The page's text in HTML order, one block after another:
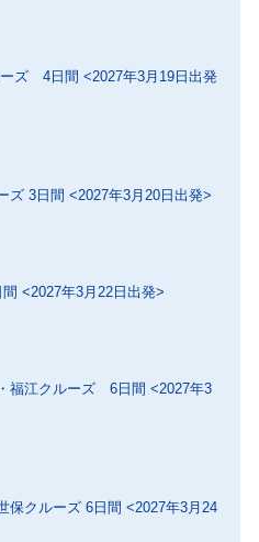
ズ 4日間 <2027年3月19日出発
ズ 3日間 <2027年3月20日出発>
<2027年3月22日出発>
福江クルーズ 6日間 <2027年3
保クルーズ 6日間 <2027年3月24